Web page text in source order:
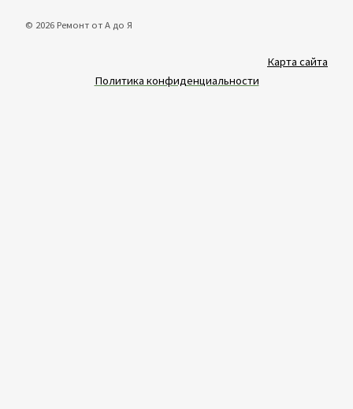
© 2026 Ремонт от А до Я
Карта сайта
Политика конфиденциальности